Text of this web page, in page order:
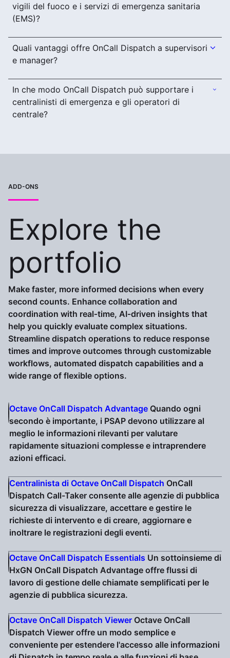
vigili del fuoco e i servizi di emergenza sanitaria
(EMS)?
Quali vantaggi offre OnCall Dispatch a supervisori
e manager?
In che modo OnCall Dispatch può supportare i
centralinisti di emergenza e gli operatori di
centrale?
ADD-ONS
Explore the
portfolio
Make faster, more informed decisions when every
second counts. Enhance collaboration and
coordination with real‑time, AI‑driven insights that
help you quickly evaluate complex situations.
Streamline dispatch operations to reduce response
times and improve outcomes through customizable
workflows, automated dispatch capabilities and a
wide range of flexible options.
Octave OnCall Dispatch Advantage Quando ogni
secondo è importante, i PSAP devono utilizzare al
meglio le informazioni rilevanti per valutare
rapidamente situazioni complesse e intraprendere
azioni efficaci.
Centralinista di Octave OnCall Dispatch OnCall
Dispatch Call-Taker consente alle agenzie di pubblica
sicurezza di visualizzare, accettare e gestire le
richieste di intervento e di creare, aggiornare e
inoltrare le registrazioni degli eventi.
Octave OnCall Dispatch Essentials Un sottoinsieme di
HxGN OnCall Dispatch Advantage offre flussi di
lavoro di gestione delle chiamate semplificati per le
agenzie di pubblica sicurezza.
Octave OnCall Dispatch Viewer Octave OnCall
Dispatch Viewer offre un modo semplice e
conveniente per estendere l'accesso alle informazioni